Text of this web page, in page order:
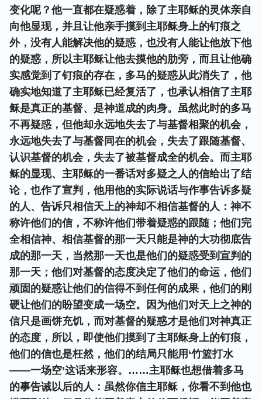
变化呢？他一直都在疑惑着，除了主耶稣的灵体亲自
向他显现，并且让他亲手摸到主耶稣身上的钉痕之
外，没有人能解决他的疑惑，也没有人能让他放下他
的疑惑，所以主耶稣让他去摸他的肋旁，而且让他确
实感觉到了钉痕的存在，多马的疑惑从此消失了，他
确实地知道了主耶稣已经复活了，也承认相信了主耶
稣是真正的基督、是神道成的肉身。虽然此时的多马
不再疑惑，但他却永远地失去了与基督相聚的机会，
永远地失去了与基督同在的机会，失去了跟随基督、
认识基督的机会，失去了被基督成全的机会。而主耶
稣的显现、主耶稣的一番话对多疑之人的信给出了结
论，也作了宣判，他用他的实际说话与作事告诉多疑
的人、告诉只相信天上的神却不相信基督的人：神不
称许他们的信，不称许他们带着疑惑的跟随；他们完
全相信神、相信基督的那一天只能是神的大功彻底告
成的那一天，当然那一天也是他们的疑惑受到宣判的
那一天；他们对基督的态度决定了他们的命运，他们
顽固的疑惑让他们的信得不到任何的成果，他们的刚
硬让他们的盼望变成一场空。因为他们对天上之神的
信只是画饼充饥，而对基督的疑惑才是他们对神真正
的态度，所以，即使他们摸到了主耶稣身上的钉痕，
他们的信也是枉然，他们的结局只能用‘竹篮打水
——一场空’这话来形容。……主耶稣也想借着多马
的事告诫以后的人：虽然你信主耶稣，你看不到他也